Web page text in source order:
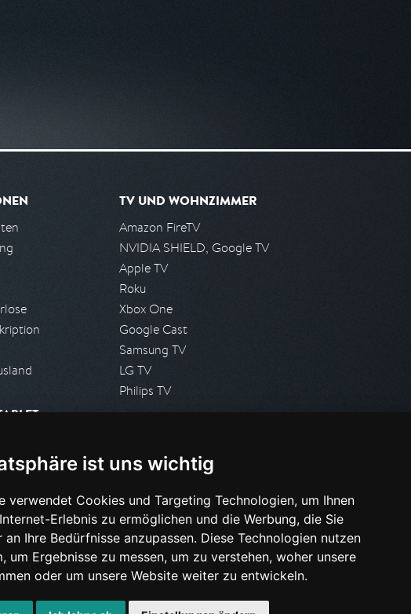
ist uns wichtig
verwendet Cookies und Targeting Technologien, um Ihnen
Erlebnis zu ermöglichen und die Werbung, die Sie
an Ihre Bedürfnisse anzupassen. Diese Technologien nutzen
um Ergebnisse zu messen, um zu verstehen, woher unsere
oder um unsere Website weiter zu entwickeln.
TV UND WOHNZIMMER
Amazon FireTV
NVIDIA SHIELD, Google TV
Apple TV
Roku
Xbox One
Google Cast
Samsung TV
LG TV
Philips TV
Presseanfrage stellen
HILFE & SUPPORT
Häufig gestellte Fragen
Anfrage stellen